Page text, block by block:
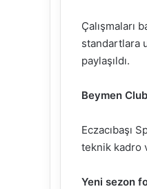
Çalışmaları
standartlara
paylaşıldı.
Beymen
Eczacıbaşı
teknik kadro
Yeni sezon